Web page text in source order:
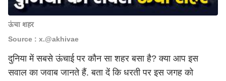
ऊंचा शहर
Source : x.@akhivae
दुनिया में सबसे ऊंचाई पर कौन सा शहर बसा है? क्या आप इस
सवाल का जवाब जानते हैं. बता दें कि धरती पर इस जगह को